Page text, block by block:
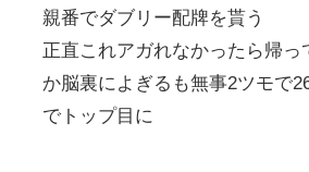
親番でダブリー配牌を貰う
正直これアガれなかったら帰っ
か脳裏によぎるも無事2ツモで
でトップ目に